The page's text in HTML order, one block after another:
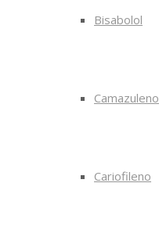
Bisabolol
Camazuleno
Cariofileno